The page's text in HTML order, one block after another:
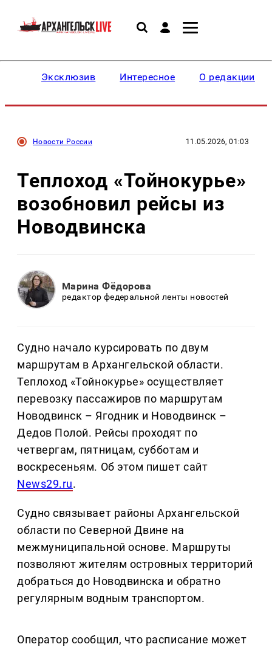
Эксклюзив Интересное О редакции
Новости России 11.05.2026, 01:03
Теплоход «Тойнокурье»
возобновил рейсы из
Новодвинска
Марина Фёдорова
редактор федеральной ленты новостей
Судно начало курсировать по двум
маршрутам в Архангельской области.
Теплоход «Тойнокурье» осуществляет
перевозку пассажиров по маршрутам
Новодвинск – Ягодник и Новодвинск –
Дедов Полой. Рейсы проходят по
четвергам, пятницам, субботам и
воскресеньям. Об этом пишет сайт
News29.ru.
Судно связывает районы Архангельской
области по Северной Двине на
межмуниципальной основе. Маршруты
позволяют жителям островных территорий
добраться до Новодвинска и обратно
регулярным водным транспортом.
Оператор сообщил, что расписание может